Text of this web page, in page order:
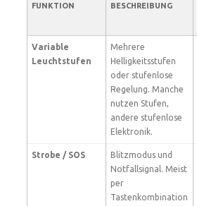
FUNKTION BESCHREIBUNG
Variable
Leuchtstufen
Mehrere
Helligkeitsstufen
oder stufenlose
Regelung. Manche
nutzen Stufen,
andere stufenlose
Elektronik.
Strobe / SOS
Blitzmodus und
Notfallsignal. Meist
per
Tastenkombination